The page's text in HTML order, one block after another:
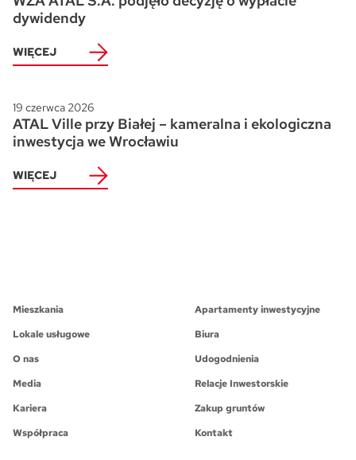
dywidendy
WIĘCEJ
19 czerwca 2026
ATAL Ville przy Białej – kameralna i ekologiczna
inwestycja we Wrocławiu
WIĘCEJ
Mieszkania
Apartamenty inwestycyjne
Lokale usługowe
Biura
O nas
Udogodnienia
Media
Relacje Inwestorskie
Kariera
Zakup gruntów
Współpraca
Kontakt